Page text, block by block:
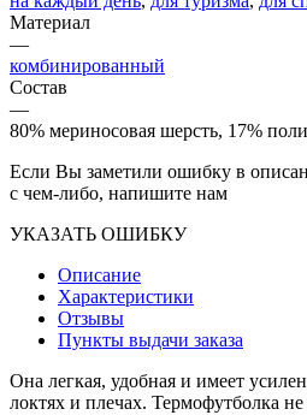
Материал
—
комбинированный
Состав
—
80% мериносовая шерсть, 17%
Если Вы заметили ошибку в
с чем-либо, напишите нам
УКАЗАТЬ ОШИБКУ
Описание
Характеристики
Отзывы
Пункты выдачи заказа
Она легкая, удобная и имеет
локтях и плечах. Термофутболка